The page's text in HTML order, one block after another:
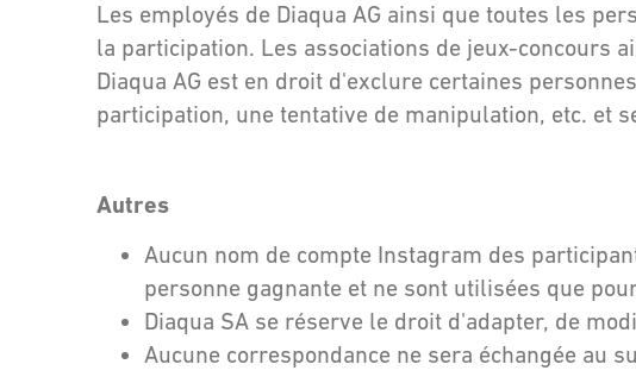
Les employés de Diaqua AG ainsi que toutes les
la participation. Les associations de jeux-concours
Diaqua AG est en droit d'exclure certaines
participation, une tentative de manipulation, etc. et
Autres
Aucun nom de compte Instagram des
personne gagnante et ne sont utilisées que
Diaqua SA se réserve le droit d'adapter, de
Aucune correspondance ne sera échangée au